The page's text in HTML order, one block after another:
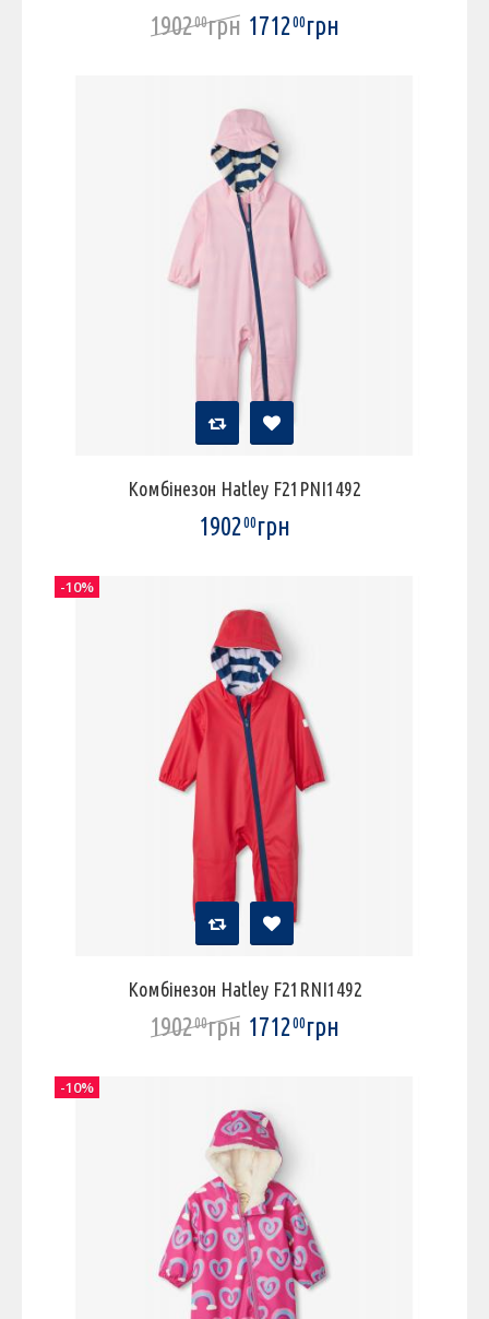
190200грн 171200грн
Комбінезон Hatley F21PNI1492
190200грн
Комбінезон Hatley F21RNI1492
190200грн 171200грн
-10%
-10%